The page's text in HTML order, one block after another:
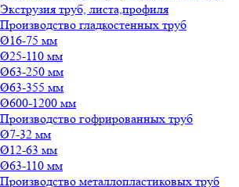
Экструзия труб, листа,профиля
Производство гладкостенных труб
Ø16-75 мм
Ø25-110 мм
Ø63-250 мм
Ø63-355 мм
Ø600-1200 мм
Производство гофрированных труб
Ø7-32 мм
Ø12-63 мм
Ø63-110 мм
Производство металлопластиковых труб